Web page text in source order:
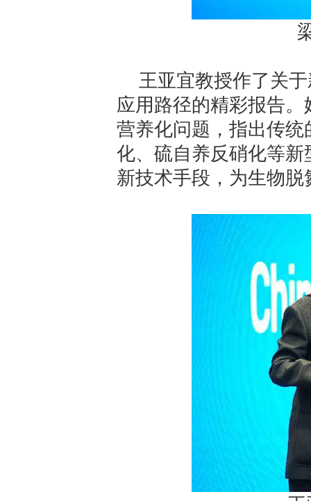
王亚宜教授作了关
应用路径的精彩报告
营养化问题，指出传
化、硫自养反硝化等
新技术手段，为生物